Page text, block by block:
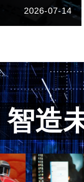
2026-07-14
造